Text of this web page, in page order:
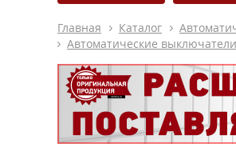
Главная Каталог
Автоматические